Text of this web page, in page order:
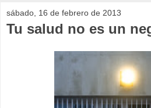
sábado, 16 de febrero de 2013
Tu salud no es un